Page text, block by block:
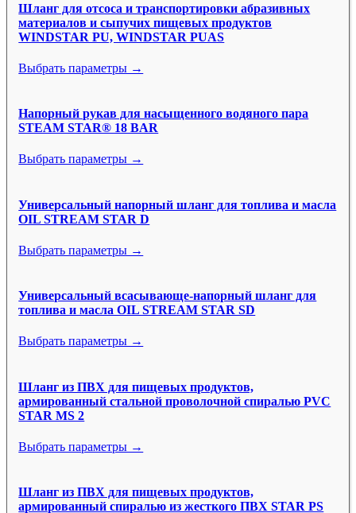
Шланг для отсоса и транспортировки абразивных
материалов и сыпучих пищевых продуктов
WINDSTAR PU, WINDSTAR PUAS
Выбрать параметры →
Напорный рукав для насыщенного водяного пара
STEAM STAR® 18 BAR
Выбрать параметры →
Универсальный напорный шланг для топлива и масла
OIL STREAM STAR D
Выбрать параметры →
Универсальный всасывающе-напорный шланг для
топлива и масла OIL STREAM STAR SD
Выбрать параметры →
Шланг из ПВХ для пищевых продуктов,
армированный стальной проволочной спиралью PVC
STAR MS 2
Выбрать параметры →
Шланг из ПВХ для пищевых продуктов,
армированный спиралью из жесткого ПВХ STAR PS